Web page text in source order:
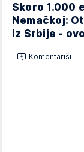
Skoro 1.000
Nemačkoj:
iz Srbije -
Komentariši